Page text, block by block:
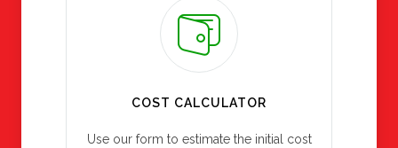
COST CALCULATOR
Use our form to estimate the initial cost